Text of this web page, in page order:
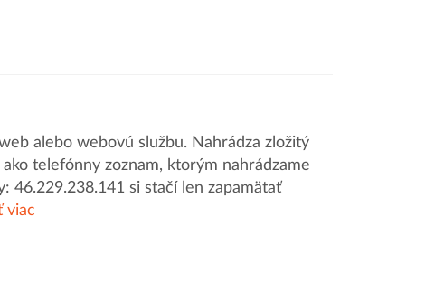
alebo webovú službu. Nahrádza zložitý
telefónny zoznam, ktorým nahrádzame
46.229.238.141 si stačí len zapamätať
viac